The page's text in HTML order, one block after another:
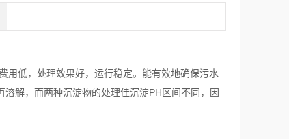
用低，处理效果好，运行稳定。能有效地确保污水
解，而两种沉淀物的处理佳沉淀PH区间不同，因